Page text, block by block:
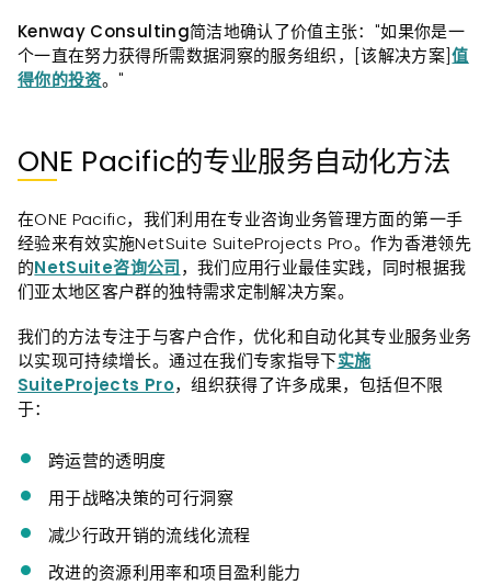
Kenway Consulting简洁地确认了价值主张："如果你是一
个一直在努力获得所需数据洞察的服务组织，[该解决方案]值
得你的投资。"
ONE Pacific的专业服务自动化方法
在ONE Pacific，我们利用在专业咨询业务管理方面的第一手
经验来有效实施NetSuite SuiteProjects Pro。作为香港领先
的NetSuite咨询公司，我们应用行业最佳实践，同时根据我
们亚太地区客户群的独特需求定制解决方案。
我们的方法专注于与客户合作，优化和自动化其专业服务业务
以实现可持续增长。通过在我们专家指导下实施
SuiteProjects Pro，组织获得了许多成果，包括但不限
于：
跨运营的透明度
用于战略决策的可行洞察
减少行政开销的流线化流程
改进的资源利用率和项目盈利能力